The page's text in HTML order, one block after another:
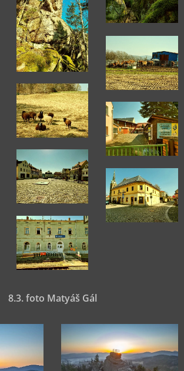
8.3. foto Matyáš Gál